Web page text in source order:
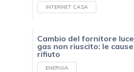
INTERNET CASA
Cambio del fornitore
gas non riuscito: le
rifiuto
ENERGIA